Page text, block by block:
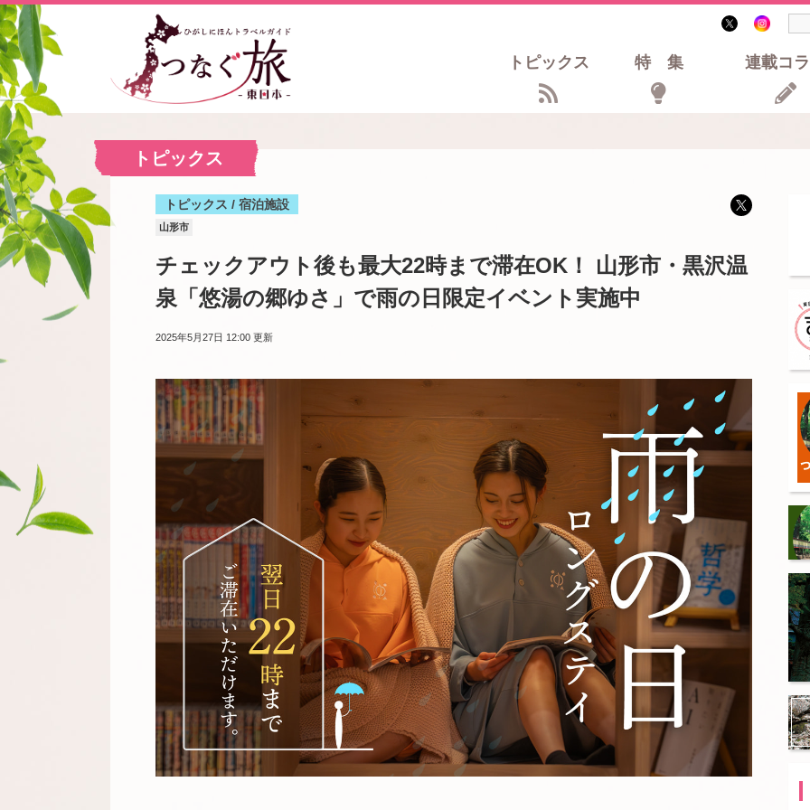
トピックス 特集 連載コ
トピックス
トピックス / 宿泊施設
山形市
チェックアウト後も最大22時まで滞在OK！ 山形市・黒沢温
泉「悠湯の郷ゆさ」で雨の日限定イベント実施中
2025年5月27日 12:00 更新